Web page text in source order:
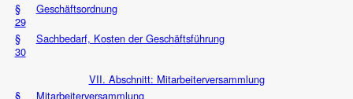
§
29
Geschäftsordnung
§
30
Sachbedarf, Kosten der Geschäftsführung
VII. Abschnitt: Mitarbeiterversammlung
§
Mitarbeiterversammlung